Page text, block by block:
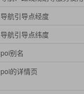
导航引导点经度
导航引导点纬度
poi别名
poi的详情页